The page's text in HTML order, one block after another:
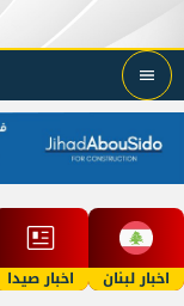
اخبار لبنان اخبار صيدا